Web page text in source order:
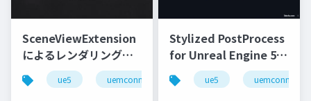
SceneViewExtension
によるレンダリング改
造の紹介
ue5 uemconnect
Stylized PostProcess
for Unreal Engine 5
機能紹介とv2.0への展
望
ue5 uemconnect